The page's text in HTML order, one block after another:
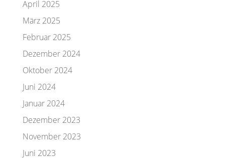
April 2025
März 2025
Februar 2025
Dezember 2024
Oktober 2024
Juni 2024
Januar 2024
Dezember 2023
November 2023
Juni 2023